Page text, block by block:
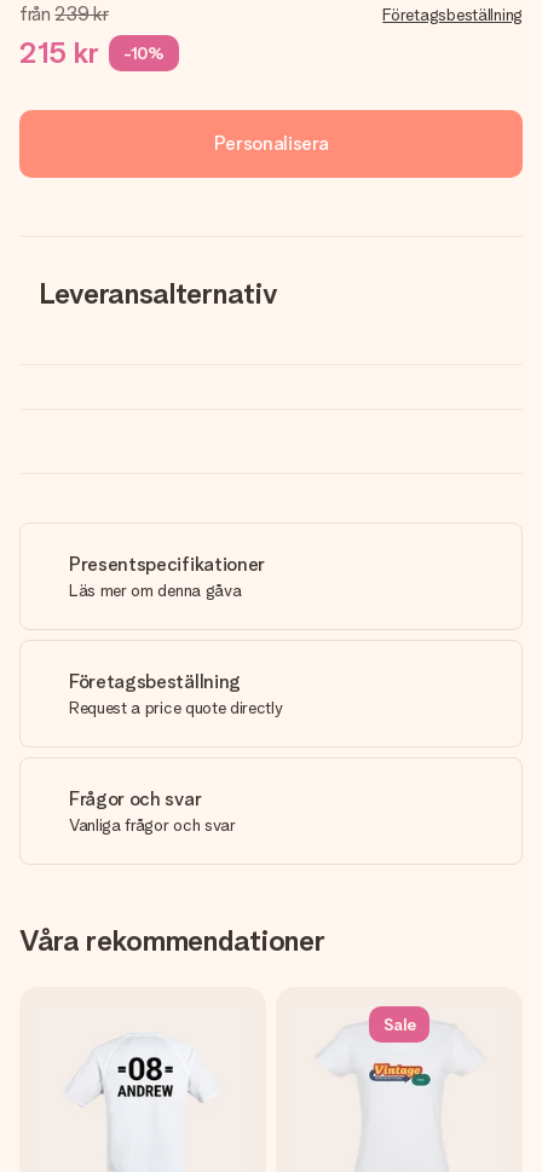
från 239 kr
215 kr -10%
Företagsbeställning
Personalisera
Leveransalternativ
Presentspecifikationer
Läs mer om denna gåva
Företagsbeställning
Request a price quote directly
Frågor och svar
Vanliga frågor och svar
Våra rekommendationer
Sale